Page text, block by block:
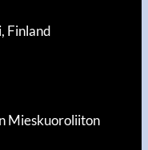
Finland
Mieskuoroliiton